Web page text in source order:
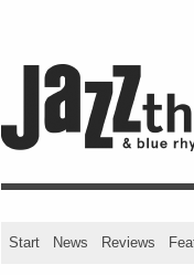
Start News Reviews